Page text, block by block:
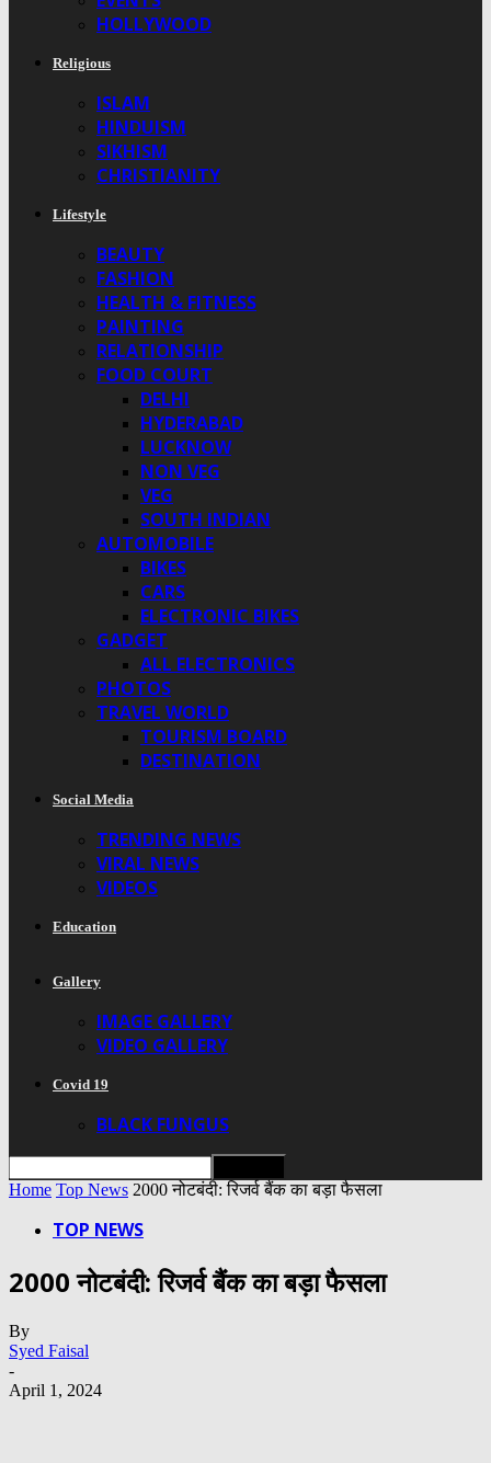
HOLLYWOOD
Religious
ISLAM
HINDUISM
SIKHISM
CHRISTIANITY
Lifestyle
BEAUTY
FASHION
HEALTH & FITNESS
PAINTING
RELATIONSHIP
FOOD COURT
DELHI
HYDERABAD
LUCKNOW
NON VEG
VEG
SOUTH INDIAN
AUTOMOBILE
BIKES
CARS
ELECTRONIC BIKES
GADGET
ALL ELECTRONICS
PHOTOS
TRAVEL WORLD
TOURISM BOARD
DESTINATION
Social Media
TRENDING NEWS
VIRAL NEWS
VIDEOS
Education
Gallery
IMAGE GALLERY
VIDEO GALLERY
Covid 19
BLACK FUNGUS
Home Top News 2000 नोटबंदी: रिजर्व बैंक का बड़ा फैसला
TOP NEWS
2000 नोटबंदी: रिजर्व बैंक का बड़ा फैसला
By
Syed Faisal
-
April 1, 2024